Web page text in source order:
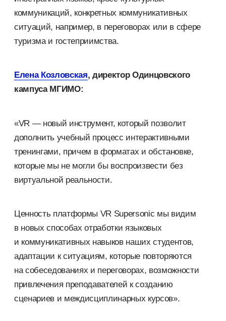
коммуникаций, конкретных коммуникативных
ситуаций, например, в переговорах или в сфере
туризма и гостеприимства.
Елена Козловская, директор Одинцовского
кампуса МГИМО:
«VR — новый инструмент, который позволит
дополнить учебный процесс интерактивными
тренингами, причем в форматах и обстановке,
которые мы не могли бы воспроизвести без
виртуальной реальности.
Ценность платформы VR Supersonic мы видим
в новых способах отработки языковых
и коммуникативных навыков наших студентов,
адаптации к ситуациям, которые повторяются
на собеседованиях и переговорах, возможности
привлечения преподавателей к созданию
сценариев и междисциплинарных курсов».